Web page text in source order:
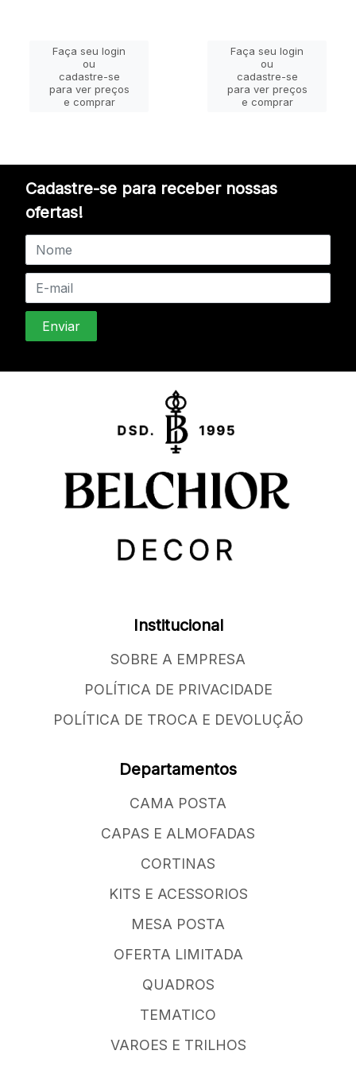
Faça seu login
ou
cadastre-se
para ver preços
e comprar
Faça seu login
ou
cadastre-se
para ver preços
e comprar
Cadastre-se para receber nossas
ofertas!
Institucional
SOBRE A EMPRESA
POLÍTICA DE PRIVACIDADE
POLÍTICA DE TROCA E DEVOLUÇÃO
Departamentos
CAMA POSTA
CAPAS E ALMOFADAS
CORTINAS
KITS E ACESSORIOS
MESA POSTA
OFERTA LIMITADA
QUADROS
TEMATICO
VAROES E TRILHOS